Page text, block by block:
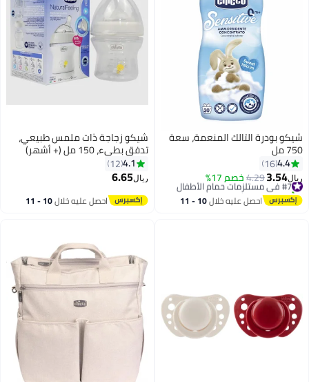
شيكو بودرة التالك المنعمة، سعة
750 مل
4.4
16
ريال3.54
4.29خصم 17% #7 في مستلزمات حمام الأطفال
تم بيع +10 مؤخرًا
#7 في مستلزمات حمام الأطفال احصل عليه خلال 10 - 11
اغسطس
شيكو زجاجة ذات ملمس طبيعي،
تدفق بطيء، 150 مل (+ أشهر)
4.1
12
ريال6.65
احصل عليه خلال 10 - 11
اغسطس